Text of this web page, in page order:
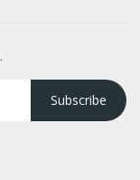
Subscribe